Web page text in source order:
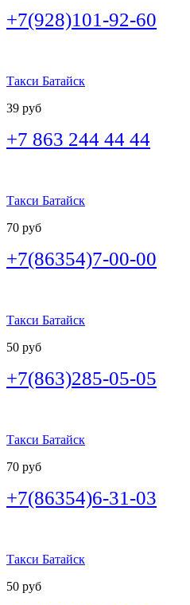
+7(928)101-92-60
Такси Батайск
39 руб
+7 863 244 44 44
Такси Батайск
70 руб
+7(86354)7-00-00
Такси Батайск
50 руб
+7(863)285-05-05
Такси Батайск
70 руб
+7(86354)6-31-03
Такси Батайск
50 руб